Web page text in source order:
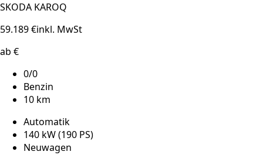
SKODA KAROQ
59.189 €inkl. MwSt
ab €
0/0
Benzin
10 km
Automatik
140 kW (190 PS)
Neuwagen